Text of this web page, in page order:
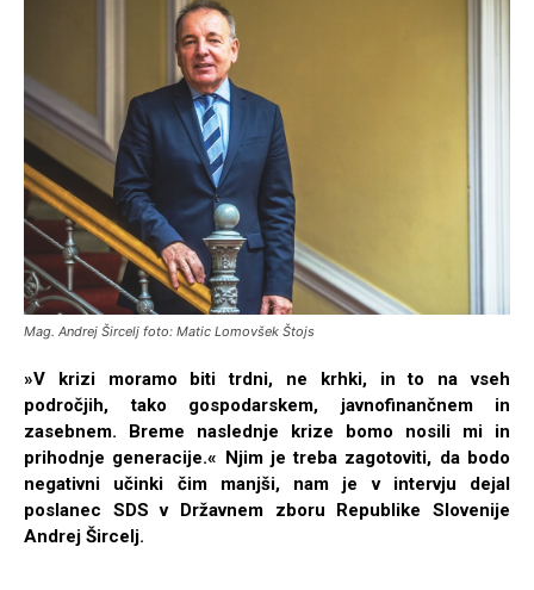
Mag. Andrej Šircelj foto: Matic Lomovšek Štojs
»V krizi moramo biti trdni, ne krhki, in to na vseh
področjih, tako gospodarskem, javnofinančnem in
zasebnem. Breme naslednje krize bomo nosili mi in
prihodnje generacije.« Njim je treba zagotoviti, da bodo
negativni učinki čim manjši, nam je v intervju dejal
poslanec SDS v Državnem zboru Republike Slovenije
Andrej Šircelj.